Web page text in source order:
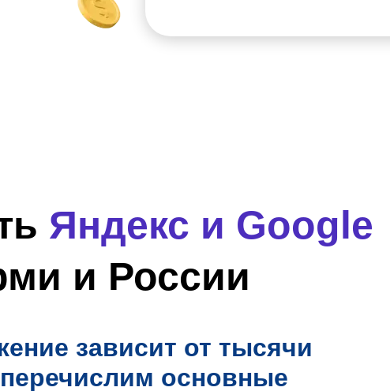
Яндекс и Google
и России
зависит от тысячи
основные